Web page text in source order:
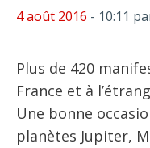
4 août 2016 - 10:11
Plus de 420
France et à
Une bonne
planètes Jupiter,